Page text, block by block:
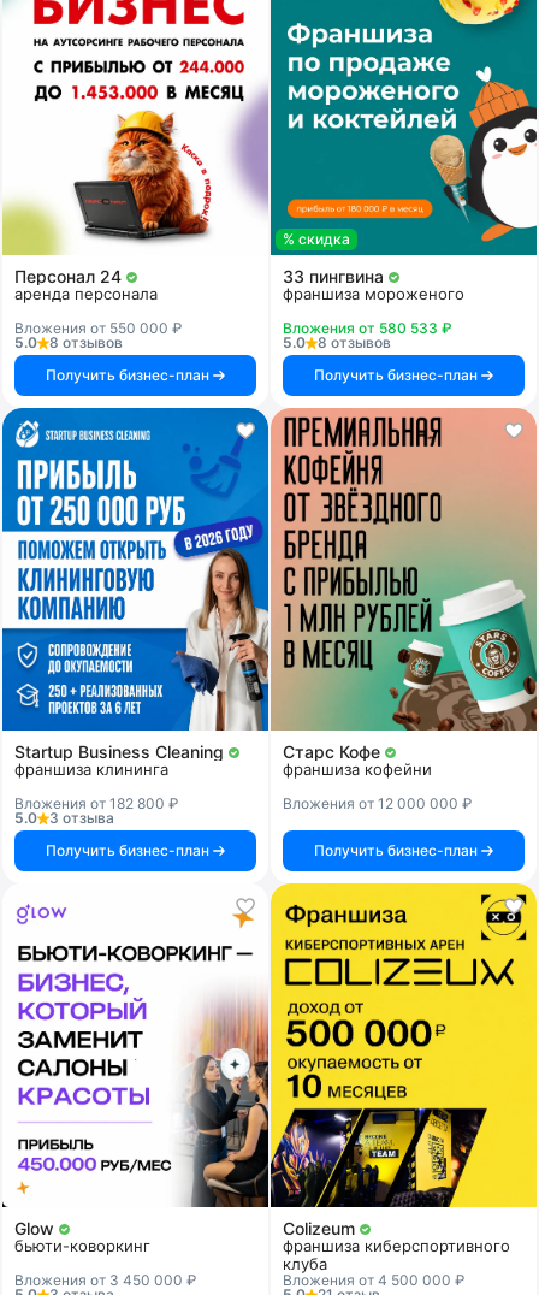
Персонал 24
аренда персонала
Вложения от 550 000 ₽
5.0
8 отзывов
Получить бизнес-план
% скидка
33 пингвина
франшиза мороженого
Вложения от 580 533 ₽
5.0
8 отзывов
Получить бизнес-план
Startup Business Cleaning
франшиза клининга
Вложения от 182 800 ₽
5.0
3 отзыва
Получить бизнес-план
Старс Кофе
франшиза кофейни
Вложения от 12 000 000 ₽
Получить бизнес-план
Glow
бьюти-коворкинг
Вложения от 3 450 000 ₽
Colizeum
франшиза киберспортивного
клуба
Вложения от 4 500 000 ₽